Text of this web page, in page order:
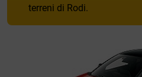
terreni di Rodi.